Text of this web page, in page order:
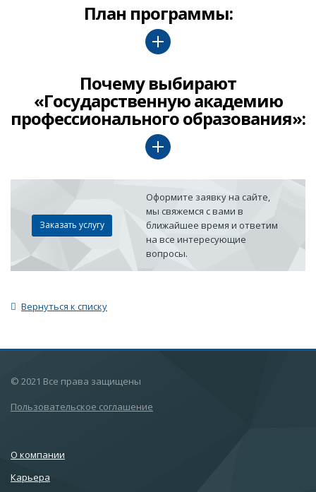
План программы:
Почему выбирают
«Государственную академию
профессионального образования»:
Заказать услугу
Оформите заявку на сайте,
мы свяжемся с вами в
ближайшее время и ответим
на все интересующие
вопросы.
Вернуться к списку
© 2021 Все права защищены
Пользовательское соглашение
О компании
Карьера